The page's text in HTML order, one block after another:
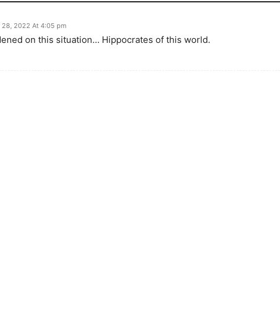
28, 2022 At 4:05 pm
on this situation… Hippocrates of this world.